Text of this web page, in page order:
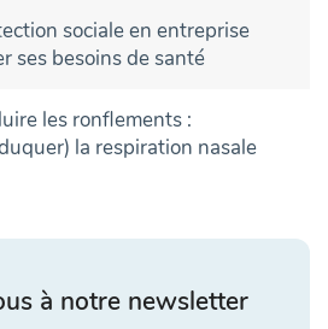
sociale en entreprise
ses besoins de santé
les ronflements :
la respiration nasale
à notre newsletter